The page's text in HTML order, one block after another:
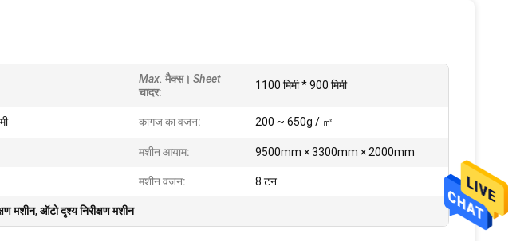
Max. मैक्स। Sheet
चादर:
1100 मिमी * 900 मिमी
कागज का वजन: 200 ~ 650g / ㎡
मशीन आयाम: 9500mm × 3300mm × 2000mm
मशीन वजन: 8 टन
मशीन, ऑटो दृश्य निरीक्षण मशीन